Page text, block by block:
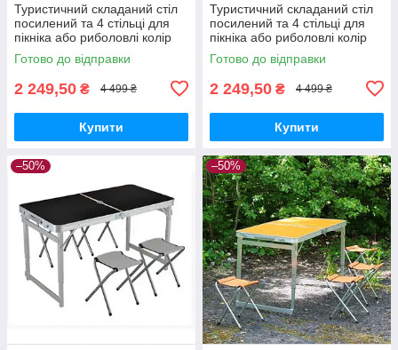
Туристичний складаний стіл
посилений та 4 стільці для
пікніка або риболовлі колір
салатовий
Готово до відправки
2 249,50 ₴ 4 499 ₴
Купити
Туристичний складаний стіл
посилений та 4 стільці для
пікніка або риболовлі колір
білий мармур
Готово до відправки
2 249,50 ₴ 4 499 ₴
Купити
–50% –50%